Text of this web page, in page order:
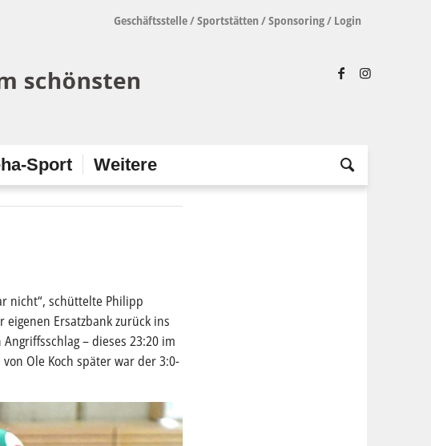
Geschäftsstelle/Sportstätten /Sponsoring/ Login
Sport Weitere
nicht“, schüttelte Philipp
Ersatzbank zurück ins
– dieses 23:20 im
Ole Koch später war der 3:0-